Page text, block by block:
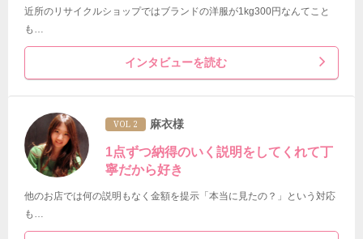
近所のリサイクルショップではブランドの洋服が1kg300円なんてこと
も…
インタビューを読む
VOL 2 麻衣様
1点ずつ納得のいく説明をしてくれて丁
寧だから好き
他のお店では何の説明もなく金額を提示「本当に見たの？」という対応
も…